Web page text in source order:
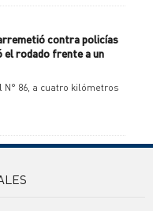
contra policías
el rodado frente a un
86, a cuatro kilómetros